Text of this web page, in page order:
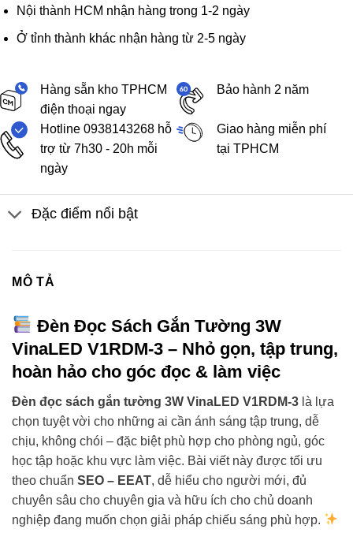
Nội thành HCM nhận hàng trong 1-2 ngày
Ở tỉnh thành khác nhận hàng từ 2-5 ngày
Hàng sẵn kho TPHCM
điện thoại ngay
Bảo hành 2 năm
Hotline 0938143268 hỗ
trợ từ 7h30 - 20h mỗi
ngày
Giao hàng miễn phí
tại TPHCM
Đặc điểm nổi bật
MÔ TẢ
Đèn Đọc Sách Gắn Tường 3W
VinaLED V1RDM-3 – Nhỏ gọn, tập trung,
hoàn hảo cho góc đọc & làm việc
Đèn đọc sách gắn tường 3W VinaLED V1RDM-3 là lựa
chọn tuyệt vời cho những ai cần ánh sáng tập trung, dễ
chịu, không chói – đặc biệt phù hợp cho phòng ngủ, góc
học tập hoặc khu vực làm việc. Bài viết này được tối ưu
theo chuẩn SEO – EEAT, dễ hiểu cho người mới, đủ
chuyên sâu cho chuyên gia và hữu ích cho chủ doanh
nghiệp đang muốn chọn giải pháp chiếu sáng phù hợp.